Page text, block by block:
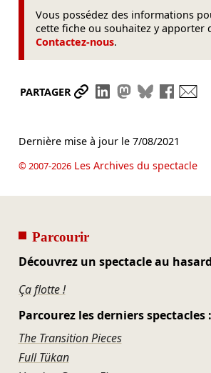
Vous possédez des informations
cette fiche ou souhaitez y apporter
Contactez-nous.
PARTAGER Partager le lien
Partager sur
Partager sur
Partager
Dernière mise à jour le 7/08/2021
© 2007-2026Les Archives du spectacle
Parcourir
Découvrez un spectacle au
Ça flotte !
Parcourez les derniers spectacles :
The Transition Pieces
Full Tükan